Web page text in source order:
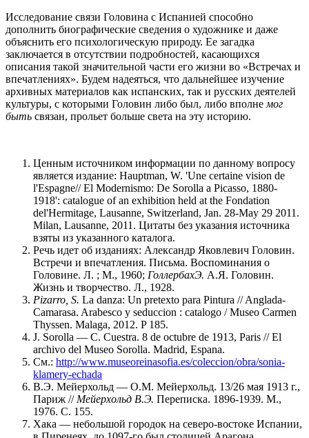
Исследование связи Головина с Испанией способно
дополнить биографические сведения о художнике и даже
объяснить его психологическую природу. Ее загадка
заключается в отсутствии подробностей, касающихся
описания такой значительной части его жизни во «Встречах и
впечатлениях». Будем надеяться, что дальнейшее изучение
архивных материалов как испанских, так и русских деятелей
культуры, с которыми Головин либо был, либо вполне мог
быть связан, прольет больше света на эту историю.
Ценным источником информации по данному вопросу
является издание: Hauptman, W. 'Une certaine vision de
l'Espagne// El Modernismo: De Sorolla a Picasso, 1880-
1918': catalogue of an exhibition held at the Fondation
del'Hermitage, Lausanne, Switzerland, Jan. 28-May 29 2011.
Milan, Lausanne, 2011. Цитаты без указания источника
взяты из указанного каталога.
Речь идет об изданиях: Александр Яковлевич Головин.
Встречи и впечатления. Письма. Воспоминания о
Головине. Л. ; М., 1960; ГоллербахЭ. А.Я. Головин.
Жизнь и творчество. Л., 1928.
Pizarro S. La danza: Un pretexto para Pintura // Anglada-
Camarasa. Arabesco y seduccion : catalogo / Museo Carmen
Thyssen. Malaga, 2012. P 185.
J. Sorolla — C. Cuestra. 8 de octubre de 1913, Paris // El
archivo del Museo Sorolla. Madrid, Espana.
См.: http://www.museoreinasofia.es/coleccion/obra/sonia-
klamery-echada
В.Э. Мейерхольд — О.М. Мейерхольд. 13/26 мая 1913 г.,
Париж // Мейерхольд В.Э. Переписка. 1896-1939. М.,
1976. С. 155.
Хака — небольшой городок на северо-востоке Испании,